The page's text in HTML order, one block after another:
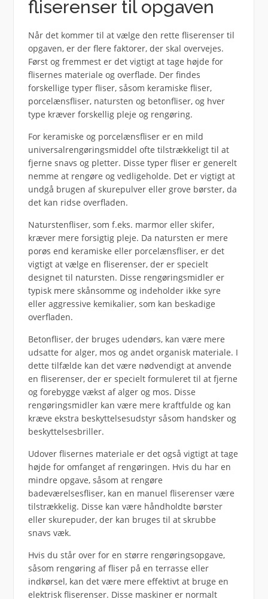
fliserenser til opgaven
Når det kommer til at vælge den rette fliserenser til
opgaven, er der flere faktorer, der skal overvejes.
Først og fremmest er det vigtigt at tage højde for
flisernes materiale og overflade. Der findes
forskellige typer fliser, såsom keramiske fliser,
porcelænsfliser, natursten og betonfliser, og hver
type kræver forskellig pleje og rengøring.
For keramiske og porcelænsfliser er en mild
universalrengøringsmiddel ofte tilstrækkeligt til at
fjerne snavs og pletter. Disse typer fliser er generelt
nemme at rengøre og vedligeholde. Det er vigtigt at
undgå brugen af skurepulver eller grove børster, da
det kan ridse overfladen.
Naturstenfliser, som f.eks. marmor eller skifer,
kræver mere forsigtig pleje. Da natursten er mere
porøs end keramiske eller porcelænsfliser, er det
vigtigt at vælge en fliserenser, der er specielt
designet til natursten. Disse rengøringsmidler er
typisk mere skånsomme og indeholder ikke syre
eller aggressive kemikalier, som kan beskadige
overfladen.
Betonfliser, der bruges udendørs, kan være mere
udsatte for alger, mos og andet organisk materiale. I
dette tilfælde kan det være nødvendigt at anvende
en fliserenser, der er specielt formuleret til at fjerne
og forebygge vækst af alger og mos. Disse
rengøringsmidler kan være mere kraftfulde og kan
kræve ekstra beskyttelsesudstyr såsom handsker og
beskyttelsesbriller.
Udover flisernes materiale er det også vigtigt at tage
højde for omfanget af rengøringen. Hvis du har en
mindre opgave, såsom at rengøre
badeværelsesfliser, kan en manuel fliserenser være
tilstrækkelig. Disse kan være håndholdte børster
eller skurepuder, der kan bruges til at skrubbe
snavs væk.
Hvis du står over for en større rengøringsopgave,
såsom rengøring af fliser på en terrasse eller
indkørsel, kan det være mere effektivt at bruge en
elektrisk fliserenser. Disse maskiner er normalt